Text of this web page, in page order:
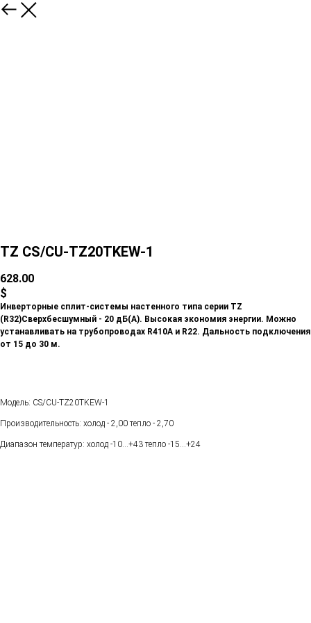
TZ CS/CU-TZ20TKEW-1
628.00
$
Инверторные сплит-системы настенного типа серии TZ
(R32)Сверхбесшумный - 20 дБ(А). Высокая экономия энергии. Можно
устанавливать на трубопроводах R410A и R22. Дальность подключения
от 15 до 30 м.
Модель: CS/CU-TZ20TKEW-1
Производительность: холод - 2,00 тепло - 2,70
Диапазон температур: холод -10...+43 тепло -15...+24